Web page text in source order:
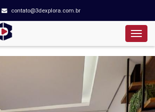
contato@3dexplora.com.br